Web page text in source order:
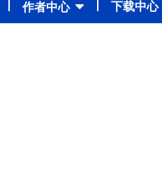
作者中心 下载中心